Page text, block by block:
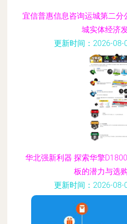
宜信普惠信息咨询运城第二分
城实体经济
更新时间：2026-08-
华北强新利器 探索华擎
板的潜力与选
更新时间：2026-08-